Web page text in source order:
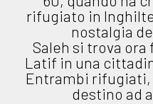
rifugiato in
nostalgia
Saleh si trova ora
Latif in una
Entrambi rifugiati,
destino ad